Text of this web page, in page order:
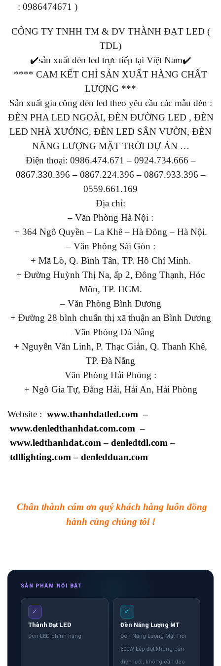
: 0986474671 )
CÔNG TY TNHH TM & DV THÀNH ĐẠT LED (
TDL)
✔️sản xuất đèn led trực tiếp tại Việt Nam✔️
**** CAM KẾT CHỈ SẢN XUẤT HÀNG CHẤT
LƯỢNG ***
Sản xuất gia công đèn led theo yêu cầu các mẫu đèn :
ĐÈN PHA LED NGOÀI, ĐÈN ĐƯỜNG LED , ĐÈN
LED NHÀ XƯỞNG, ĐÈN LED SÂN VƯỜN, ĐÈN
NĂNG LƯỢNG MẶT TRỜI DỰ ÁN …
Điện thoại: 0986.474.671 – 0924.734.666 –
0867.330.396 – 0867.224.396 – 0867.933.396 –
0559.661.169
Địa chỉ:
– Văn Phòng Hà Nội :
+ 364 Ngô Quyền – La Khê – Hà Đông – Hà Nội.
– Văn Phòng Sài Gòn :
+ Mã Lò, Q. Bình Tân, TP. Hồ Chí Minh.
+ Đường Huỳnh Thị Na, ấp 2, Đông Thạnh, Hóc
Môn, TP. HCM.
– Văn Phòng Bình Dương
+ Đường 28 bình chuẩn thị xã thuận an Bình Dương
– Văn Phòng Đà Nẵng
+ Nguyễn Văn Linh, P. Thạc Giản, Q. Thanh Khê,
TP. Đà Nẵng
Văn Phòng Hải Phòng :
+ Ngô Gia Tự, Đằng Hải, Hải An, Hải Phòng
Website : www.thanhdatled.com –
www.denledthanhdat.com.com –
www.ledthanhdat.com – denledtdl.com –
tdllighting.com – denledduan.com
Chân thành cám ơn quý khách hàng luôn đồng
hành cùng chúng tôi !
SẢN PHẨM NỔI BẬT
✓
Thành Đạt LED
Đèn LED chính hãng
✓
Đèn Năng Lượng MT
Đèn Năng Lượng Mặt Trời
300W Lắp đặt không cần
điện lưới, không cần đào